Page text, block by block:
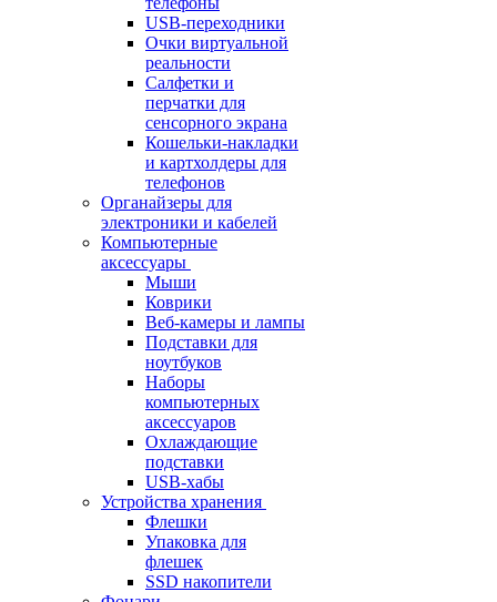
USB-переходники
Очки виртуальной
реальности
Салфетки и
перчатки для
сенсорного экрана
Кошельки-накладки
и картхолдеры для
телефонов
Органайзеры для
электроники и кабелей
Компьютерные
аксессуары
Мыши
Коврики
Веб-камеры и лампы
Подставки для
ноутбуков
Наборы
компьютерных
аксессуаров
Охлаждающие
подставки
USB-хабы
Устройства хранения
Флешки
Упаковка для
флешек
SSD накопители